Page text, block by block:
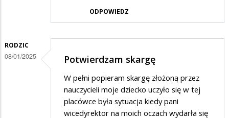
ODPOWIEDZ
RODZIC
08/01/2025 Potwierdzam skargę
W pełni popieram skargę złożoną przez
nauczycieli moje dziecko uczyło się w tej
placówce była sytuacja kiedy pani
wicedyrektor na moich oczach wydarła się